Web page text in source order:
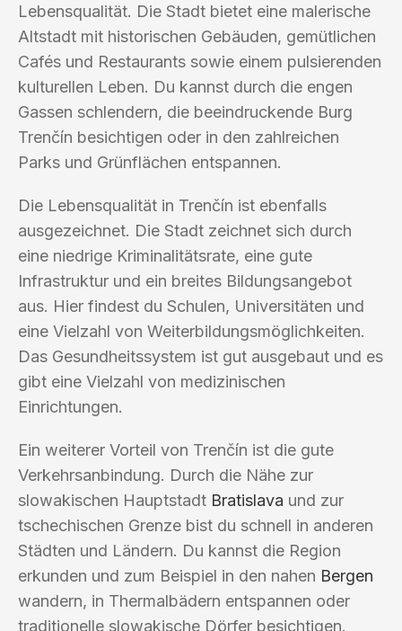
Lebensqualität. Die Stadt bietet eine malerische
Altstadt mit historischen Gebäuden, gemütlichen
Cafés und Restaurants sowie einem pulsierenden
kulturellen Leben. Du kannst durch die engen
Gassen schlendern, die beeindruckende Burg
Trenčín besichtigen oder in den zahlreichen
Parks und Grünflächen entspannen.
Die Lebensqualität in Trenčín ist ebenfalls
ausgezeichnet. Die Stadt zeichnet sich durch
eine niedrige Kriminalitätsrate, eine gute
Infrastruktur und ein breites Bildungsangebot
aus. Hier findest du Schulen, Universitäten und
eine Vielzahl von Weiterbildungsmöglichkeiten.
Das Gesundheitssystem ist gut ausgebaut und es
gibt eine Vielzahl von medizinischen
Einrichtungen.
Ein weiterer Vorteil von Trenčín ist die gute
Verkehrsanbindung. Durch die Nähe zur
slowakischen Hauptstadt Bratislava und zur
tschechischen Grenze bist du schnell in anderen
Städten und Ländern. Du kannst die Region
erkunden und zum Beispiel in den nahen Bergen
wandern, in Thermalbädern entspannen oder
traditionelle slowakische Dörfer besichtigen.